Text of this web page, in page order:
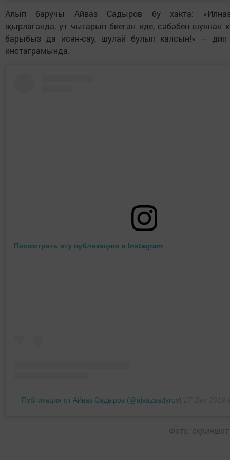
Алып баручы Айваз Садыров бу хакта:
җырлаганда, ут чыгарып биегән иде, сәбәбен шуннан
барыбыз да исән-сау, шулай булып калсын!» — дип
инстаграмында.
Посмотреть эту публикацию в Instagram
Публикация от Айваз Садыров (@aivazsadyrov)
Фото: скриншот